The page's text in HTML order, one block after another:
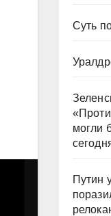
Суть
могли
Путин